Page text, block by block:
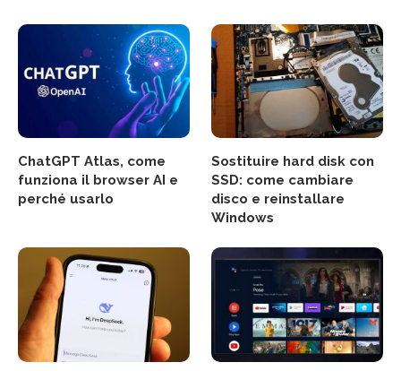
ChatGPT Atlas, come
funziona il browser AI e
perché usarlo
Sostituire hard disk con
SSD: come cambiare
disco e reinstallare
Windows